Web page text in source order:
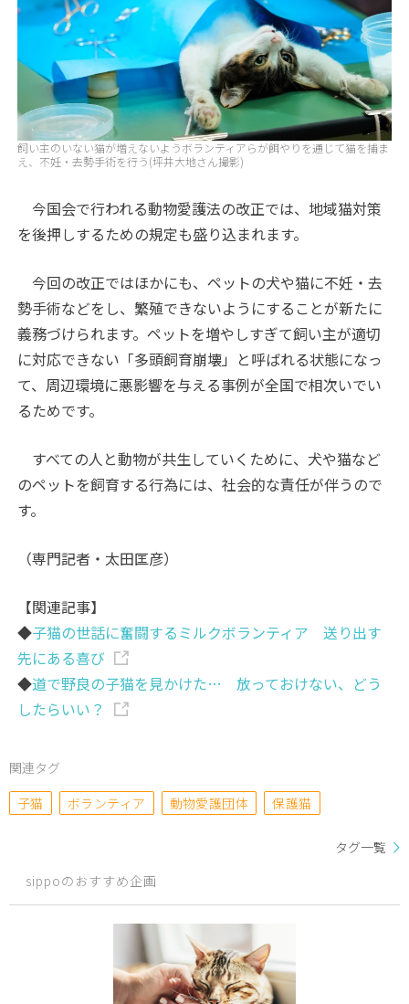
飼い主のいない猫が増えないようボランティアらが餌やりを通じて猫を捕ま
え、不妊・去勢手術を行う(坪井大地さん撮影)
今国会で行われる動物愛護法の改正では、地域猫対策
を後押しするための規定も盛り込まれます。
今回の改正ではほかにも、ペットの犬や猫に不妊・去
勢手術などをし、繁殖できないようにすることが新たに
義務づけられます。ペットを増やしすぎて飼い主が適切
に対応できない「多頭飼育崩壊」と呼ばれる状態になっ
て、周辺環境に悪影響を与える事例が全国で相次いでい
るためです。
すべての人と動物が共生していくために、犬や猫など
のペットを飼育する行為には、社会的な責任が伴うので
す。
（専門記者・太田匡彦）
【関連記事】
◆子猫の世話に奮闘するミルクボランティア 送り出す
先にある喜び
◆道で野良の子猫を見かけた… 放っておけない、どう
したらいい？
関連タグ
子猫
ボランティア 動物愛護団体 保護猫
タグ一覧
sippoのおすすめ企画